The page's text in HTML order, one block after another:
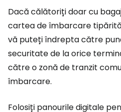
Dacă călătoriți doar cu
cartea de îmbarcare
vă puteți îndrepta către
securitate de la orice
către o zonă de tranzit
îmbarcare.
Folosiți panourile digitale